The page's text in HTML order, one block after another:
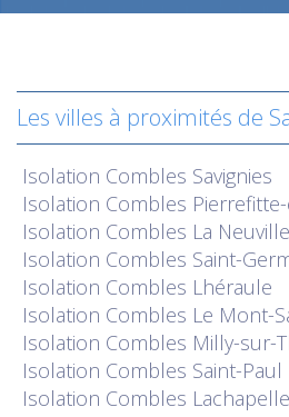
Les villes à proximités de
Isolation Combles Savignies
Isolation Combles
Isolation Combles La
Isolation Combles Saint-
Isolation Combles Lhéraule
Isolation Combles Le Mont-
Isolation Combles Milly-sur-
Isolation Combles Saint-Paul
Isolation Combles